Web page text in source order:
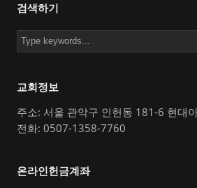
검색하기
교회정보
주소: 서울 관악구 인헌동 181-6 현대
전화: 0507-1358-7760
온라인헌금계좌